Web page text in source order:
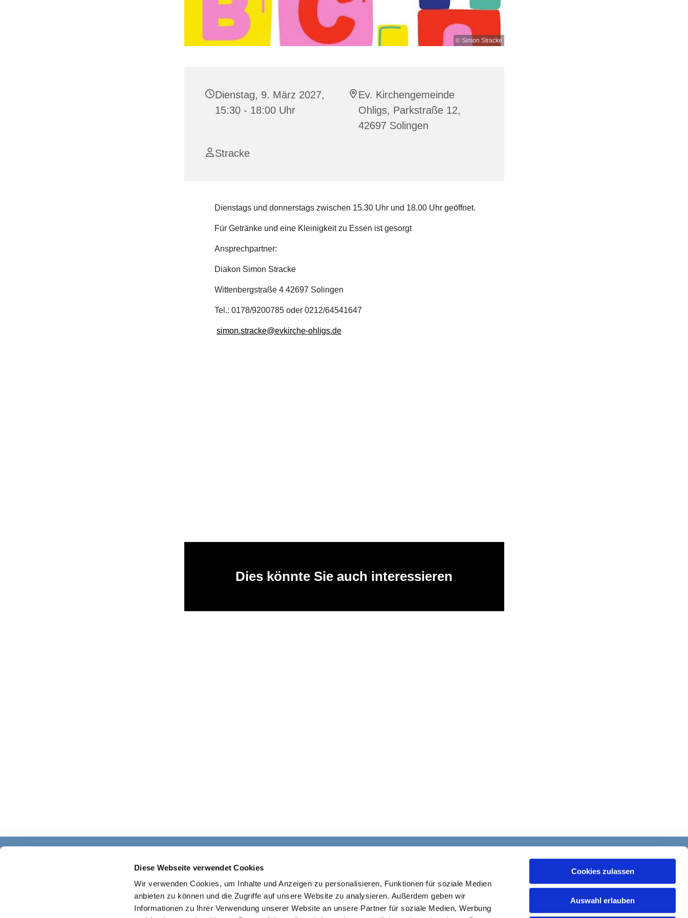
Diese Webseite verwendet Cookies
Wir verwenden Cookies, um Inhalte und Anzeigen zu personalisieren, Funktionen für soziale Medien
anbieten zu können und die Zugriffe auf unsere Website zu analysieren. Außerdem geben wir
Informationen zu Ihrer Verwendung unserer Website an unsere Partner für soziale Medien, Werbung
Cookies zulassen
Auswahl erlauben
© Simon Stracke
Dienstag, 9. März 2027,
15:30 - 18:00 Uhr
Ev. Kirchengemeinde
Ohligs, Parkstraße 12,
42697 Solingen
Stracke
Dienstags und donnerstags zwischen 15.30 Uhr und 18.00 Uhr geöffnet.
Für Getränke und eine Kleinigkeit zu Essen ist gesorgt
Ansprechpartner:
Diakon Simon Stracke
Wittenbergstraße 4 42697 Solingen
Tel.: 0178/9200785 oder 0212/64541647
simon.stracke@evkirche-ohligs.de
Dies könnte Sie auch interessieren
+4921264541645
ohligs@ekir.de